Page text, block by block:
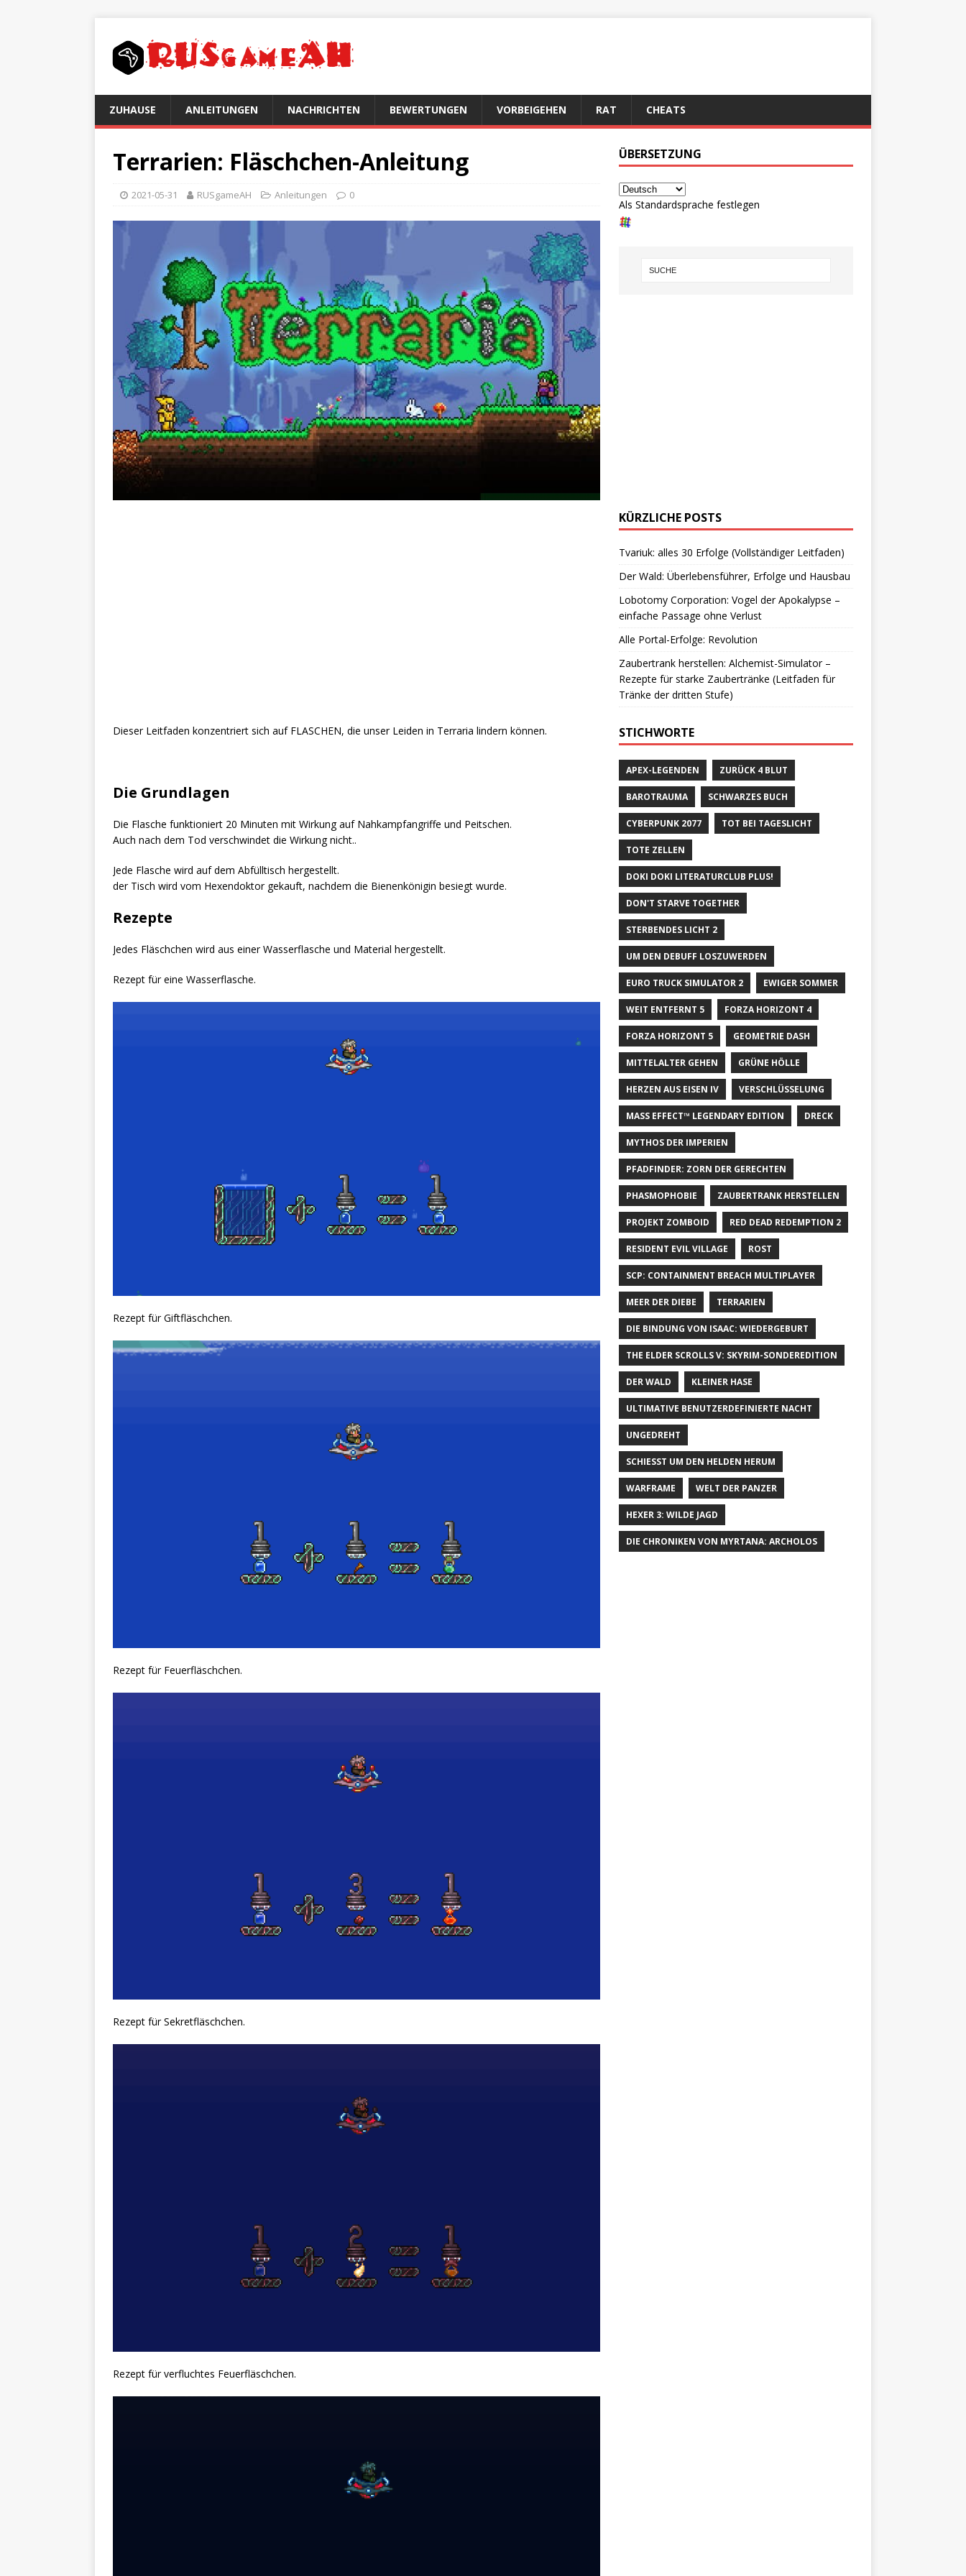
ZUHAUSE ANLEITUNGEN NACHRICHTEN BEWERTUNGEN VORBEIGEHEN RAT CHEATS
Terrarien: Fläschchen-Anleitung
2021-05-31 RUSgameAH Anleitungen 0
Dieser Leitfaden konzentriert sich auf FLASCHEN, die unser Leiden in Terraria lindern können.
Die Grundlagen
Die Flasche funktioniert 20 Minuten mit Wirkung auf Nahkampfangriffe und Peitschen.
Auch nach dem Tod verschwindet die Wirkung nicht..
Jede Flasche wird auf dem Abfülltisch hergestellt.
der Tisch wird vom Hexendoktor gekauft, nachdem die Bienenkönigin besiegt wurde.
Rezepte
Jedes Fläschchen wird aus einer Wasserflasche und Material hergestellt.
Rezept für eine Wasserflasche.
Rezept für Giftfläschchen.
Rezept für Feuerfläschchen.
Rezept für Sekretfläschchen.
Rezept für verfluchtes Feuerfläschchen.
ÜBERSETZUNG
Als Standardsprache festlegen
KÜRZLICHE POSTS
Tvariuk: alles 30 Erfolge (Vollständiger Leitfaden)
Der Wald: Überlebensführer, Erfolge und Hausbau
Lobotomy Corporation: Vogel der Apokalypse –
einfache Passage ohne Verlust
Alle Portal-Erfolge: Revolution
Zaubertrank herstellen: Alchemist-Simulator –
Rezepte für starke Zaubertränke (Leitfaden für
Tränke der dritten Stufe)
STICHWORTE
APEX-LEGENDEN ZURÜCK 4 BLUT
BAROTRAUMA SCHWARZES BUCH
CYBERPUNK 2077 TOT BEI TAGESLICHT
TOTE ZELLEN
DOKI DOKI LITERATURCLUB PLUS!
DON'T STARVE TOGETHER
STERBENDES LICHT 2
UM DEN DEBUFF LOSZUWERDEN
EURO TRUCK SIMULATOR 2 EWIGER SOMMER
WEIT ENTFERNT 5 FORZA HORIZONT 4
FORZA HORIZONT 5 GEOMETRIE DASH
MITTELALTER GEHEN GRÜNE HÖLLE
HERZEN AUS EISEN IV VERSCHLÜSSELUNG
MASS EFFECT™ LEGENDARY EDITION DRECK
MYTHOS DER IMPERIEN
PFADFINDER: ZORN DER GERECHTEN
PHASMOPHOBIE ZAUBERTRANK HERSTELLEN
PROJEKT ZOMBOID RED DEAD REDEMPTION 2
RESIDENT EVIL VILLAGE ROST
SCP: CONTAINMENT BREACH MULTIPLAYER
MEER DER DIEBE TERRARIEN
DIE BINDUNG VON ISAAC: WIEDERGEBURT
THE ELDER SCROLLS V: SKYRIM-SONDEREDITION
DER WALD KLEINER HASE
ULTIMATIVE BENUTZERDEFINIERTE NACHT
UNGEDREHT
SCHIESST UM DEN HELDEN HERUM
WARFRAME WELT DER PANZER
HEXER 3: WILDE JAGD
DIE CHRONIKEN VON MYRTANA: ARCHOLOS